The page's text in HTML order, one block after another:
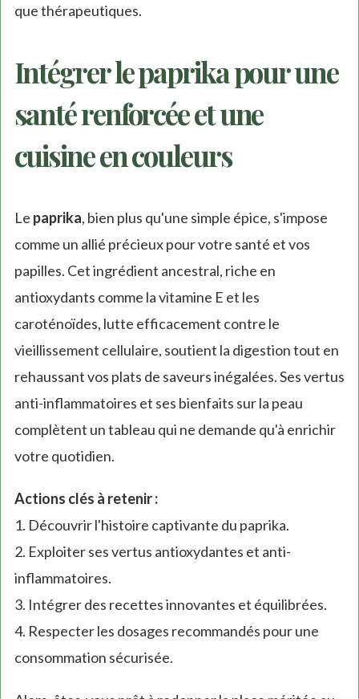
que thérapeutiques.
Intégrer le paprika pour une
santé renforcée et une
cuisine en couleurs
Le paprika, bien plus qu'une simple épice, s'impose
comme un allié précieux pour votre santé et vos
papilles. Cet ingrédient ancestral, riche en
antioxydants comme la vitamine E et les
caroténoïdes, lutte efficacement contre le
vieillissement cellulaire, soutient la digestion tout en
rehaussant vos plats de saveurs inégalées. Ses vertus
anti-inflammatoires et ses bienfaits sur la peau
complètent un tableau qui ne demande qu'à enrichir
votre quotidien.
Actions clés à retenir :
1. Découvrir l'histoire captivante du paprika.
2. Exploiter ses vertus antioxydantes et anti-
inflammatoires.
3. Intégrer des recettes innovantes et équilibrées.
4. Respecter les dosages recommandés pour une
consommation sécurisée.